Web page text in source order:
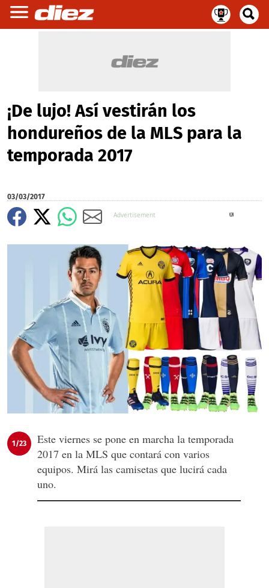
¡De lujo! Así vestirán los
hondureños de la MLS para la
temporada 2017
03/03/2017
1/23
Este viernes se pone en marcha la temporada
2017 en la MLS que contará con varios
equipos. Mirá las camisetas que lucirá cada
uno.
X